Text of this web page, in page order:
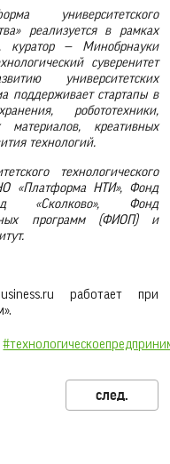
университетского
реализуется в рамках
куратор — Минобрнауки
суверенитет
университетских
поддерживает стартапы в
робототехники,
материалов, креативных
технологий.
технологического
«Платформа НТИ», Фонд
«Сколково», Фонд
программ (ФИОП) и
работает при